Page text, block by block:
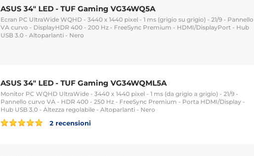
ASUS 34" LED - TUF Gaming VG34WQ5A
Ecran PC UltraWide WQHD - 3440 x 1440 pixel - 1 ms (grigio su grigio) - 21/9 - Pannello
VA curvo - DisplayHDR 400 - 200 Hz - FreeSync Premium - HDMI/DisplayPort - Hub
USB 3.0 - Altoparlanti - Nero
ASUS 34" LED - TUF Gaming VG34WQML5A
Monitor PC WQHD UltraWide - 3440 x 1440 pixel - 1 ms (da grigio a grigio) - 21/9 -
Pannello curvo VA - HDR 400 - 250 Hz - FreeSync Premium - Porta HDMI/Display -
Hub USB 3.0 - Altezza regolabile - Altoparlanti - Nero
2 recensioni